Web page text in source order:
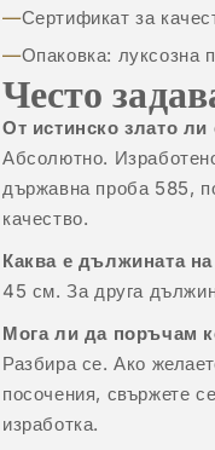
Сертификат за
Опаковка: луксозна
Често
От истинско злато ли
Абсолютно.
държавна проба 585,
качество.
Каква е дължината
45 см. За друга
Мога ли да поръчам
Разбира се. Ако
посочения, свържете
изработка.